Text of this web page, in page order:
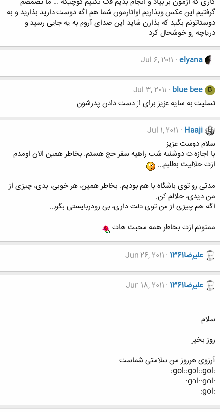
گرفتیم این عکس وبذاریم اواتارمون شما هم اگه دوست دارید بذارید و به
دوستاتونم بگید که بذارن شاید این صدای آروم به یه جایی رسید و
دریاچه رو خوشحال کرد
elyana
Jul 6, 2011
B
blue bee
Jul 3, 2011
تسلیت به سایه عزیز برای از دست دادن پدرشون
Haaji
Jul 1, 2011
سلام دوست عزیز
با اجازه ت دوشنبه شب راهیه سفر حج هستم. بخاطر همین الان اومدم
ازت حلالیت بطلبم...
مدتی رو توی باشگاه با هم بودیم. بخاطر همین، هر خوبی، بدی، چیزی از
من دیدی، حلالم کن.
اگه هم چیزی از من توی دلت داری، بی رودربایستی بگو...
ممنونم ازت بخاطر همه محبت هات
عليرضا1361 Jun 26, 2011
عليرضا1361 Jun 18, 2011
سلام
روز بخیر
آرزوی هرروز من سلامتی شماست
:gol::gol::gol:
:gol::gol:
:gol: